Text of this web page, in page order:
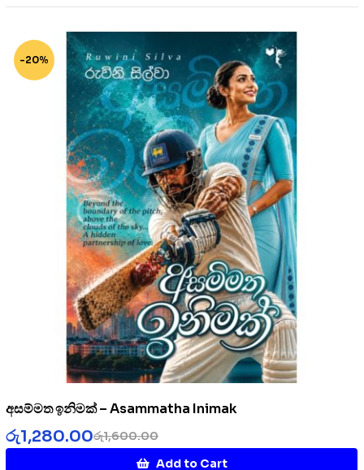
-20%
අසම්මත ඉනිමක් – Asammatha Inimak
රු1,600.00
රු1,280.00
Add to Cart